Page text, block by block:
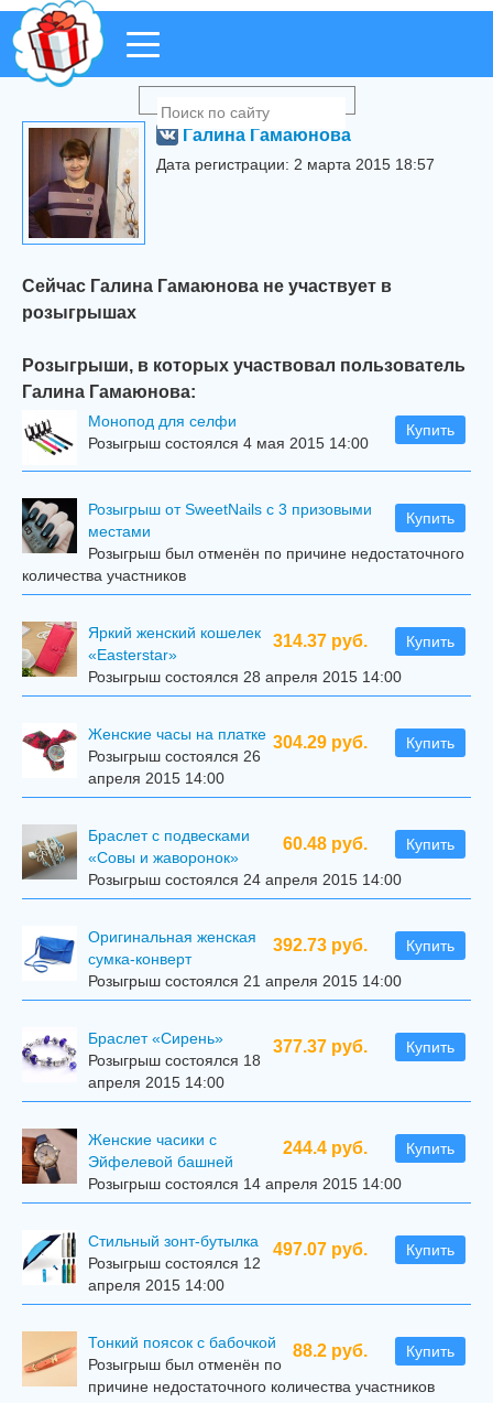
Галина Гамаюнова
Дата регистрации: 2 марта 2015 18:57
Сейчас Галина Гамаюнова не участвует в
розыгрышах
Розыгрыши, в которых участвовал пользователь
Галина Гамаюнова:
Купить
Mонопод для селфи
Розыгрыш состоялся 4 мая 2015 14:00
Купить
Розыгрыш от SweetNails с 3 призовыми
местами
Розыгрыш был отменён по причине недостаточного
количества участников
314.37 руб. Купить
Яркий женский кошелек
«Easterstar»
Розыгрыш состоялся 28 апреля 2015 14:00
304.29 руб. Купить
Женские часы на платке
Розыгрыш состоялся 26
апреля 2015 14:00
60.48 руб. Купить
Браслет с подвесками
«Совы и жаворонок»
Розыгрыш состоялся 24 апреля 2015 14:00
392.73 руб. Купить
Оригинальная женская
сумка-конверт
Розыгрыш состоялся 21 апреля 2015 14:00
377.37 руб. Купить
Браслет «Сирень»
Розыгрыш состоялся 18
апреля 2015 14:00
244.4 руб. Купить
Женские часики с
Эйфелевой башней
Розыгрыш состоялся 14 апреля 2015 14:00
497.07 руб. Купить
Стильный зонт-бутылка
Розыгрыш состоялся 12
апреля 2015 14:00
88.2 руб. Купить
Тонкий поясок с бабочкой
Розыгрыш был отменён по
причине недостаточного количества участников